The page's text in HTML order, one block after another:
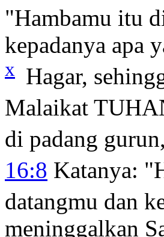
"Hambamu itu
kepadanya apa
x Hagar,
Malaikat
di padang
16:8 Katanya:
datangmu dan
meninggalkan